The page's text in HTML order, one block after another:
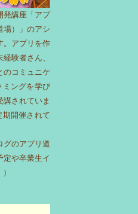
発講座「アプ
場）」のアシ
。アプリを作
験者さん、
のコミュニケ
ミングを学び
されていま
開催されて
グのアプリ道
定や卒業生イ